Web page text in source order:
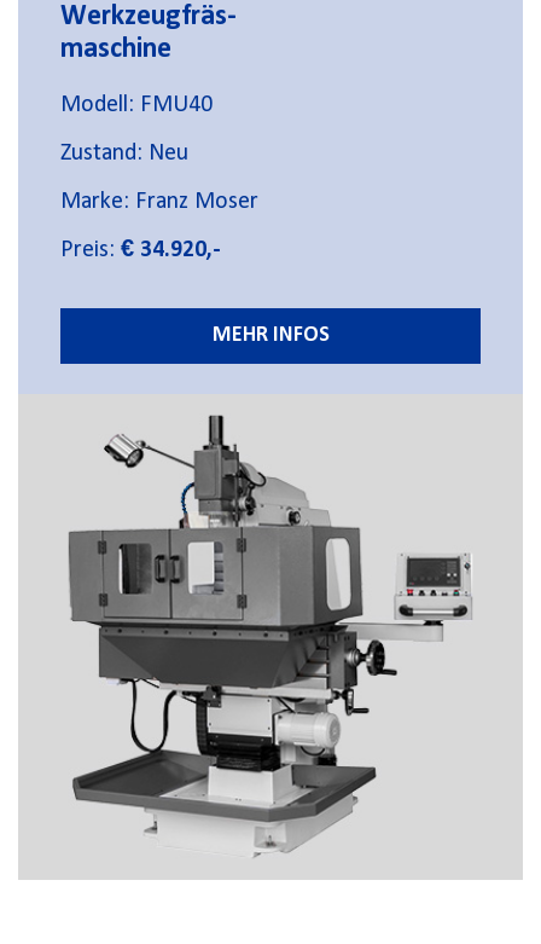
Werkzeugfräs-
maschine
Modell: FMU40
Zustand: Neu
Marke: Franz Moser
Preis: € 34.920,-
MEHR INFOS